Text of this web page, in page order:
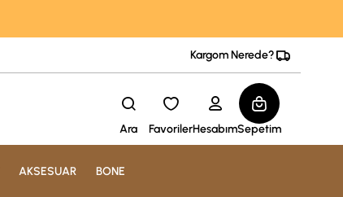
Kargom Nerede?
Ara FavorilerHesabımSepetim
AKSESUAR BONE